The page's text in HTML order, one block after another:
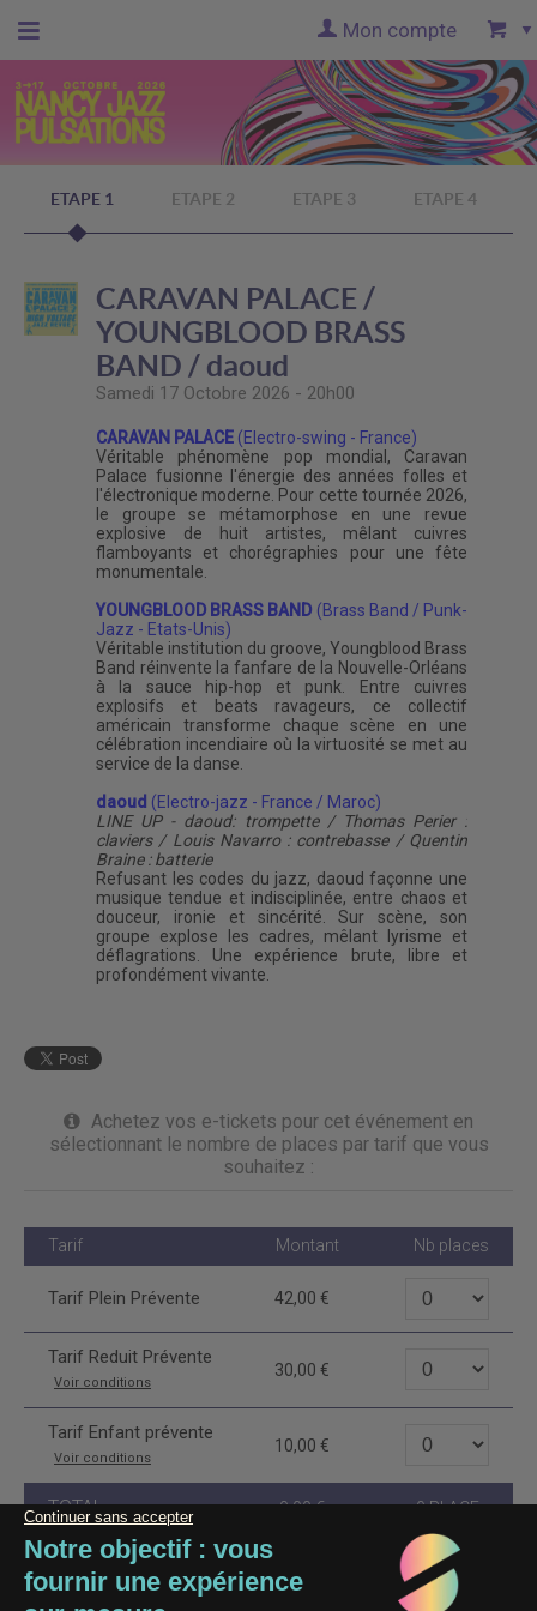
Accueil
officiel
Mon compte
ETAPE 1 ETAPE 2 ETAPE 3 ETAPE 4
CARAVAN PALACE /
YOUNGBLOOD BRASS
BAND / daoud
Samedi 17 Octobre 2026 - 20h00
CARAVAN PALACE (Electro-swing - France)
Véritable phénomène pop mondial, Caravan
Palace fusionne l'énergie des années folles et
l'électronique moderne. Pour cette tournée 2026,
le groupe se métamorphose en une revue
explosive de huit artistes, mêlant cuivres
flamboyants et chorégraphies pour une fête
monumentale.
YOUNGBLOOD BRASS BAND (Brass Band / Punk-
Jazz - Etats-Unis)
Véritable institution du groove, Youngblood Brass
Band réinvente la fanfare de la Nouvelle-Orléans
à la sauce hip-hop et punk. Entre cuivres
explosifs et beats ravageurs, ce collectif
américain transforme chaque scène en une
célébration incendiaire où la virtuosité se met au
service de la danse.
daoud (Electro-jazz - France / Maroc)
LINE UP - daoud: trompette / Thomas Perier :
claviers / Louis Navarro : contrebasse / Quentin
Braine : batterie
Refusant les codes du jazz, daoud façonne une
musique tendue et indisciplinée, entre chaos et
douceur, ironie et sincérité. Sur scène, son
groupe explose les cadres, mêlant lyrisme et
déflagrations. Une expérience brute, libre et
profondément vivante.
Achetez vos e-tickets pour cet événement en
sélectionnant le nombre de places par tarif que vous
souhaitez :
Tarif Montant Nb places
Tarif Plein Prévente 42,00
Tarif Reduit Prévente
Voir conditions
30,00
Tarif Enfant prévente
Voir conditions
10,00
TOTAL 0,00 0PLACE